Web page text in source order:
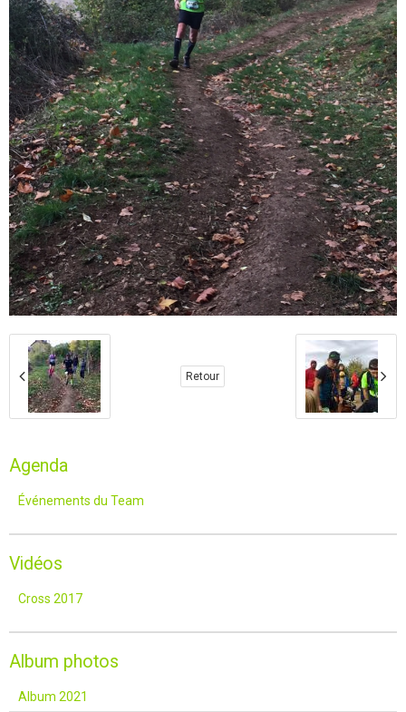
Retour
Agenda
Événements du Team
Vidéos
Cross 2017
Album photos
Album 2021